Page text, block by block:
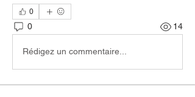
0
0 14
Rédigez un commentaire...